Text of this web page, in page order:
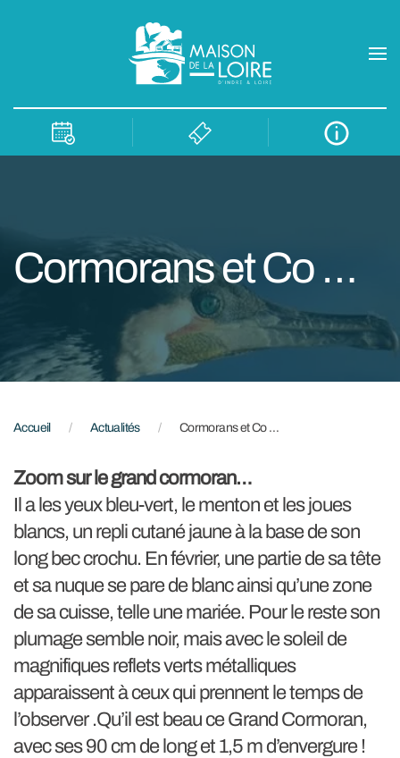
Cormorans et Co …
Accueil Actualités Cormorans et Co …
Zoom sur le grand cormoran…
Il a les yeux bleu-vert, le menton et les joues
blancs, un repli cutané jaune à la base de son
long bec crochu. En février, une partie de sa tête
et sa nuque se pare de blanc ainsi qu’une zone
de sa cuisse, telle une mariée. Pour le reste son
plumage semble noir, mais avec le soleil de
magnifiques reflets verts métalliques
apparaissent à ceux qui prennent le temps de
l’observer .Qu’il est beau ce Grand Cormoran,
avec ses 90 cm de long et 1,5 m d’envergure !